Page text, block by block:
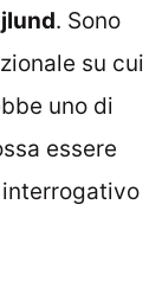
. Sono
su cui
uno di
essere
interrogativo